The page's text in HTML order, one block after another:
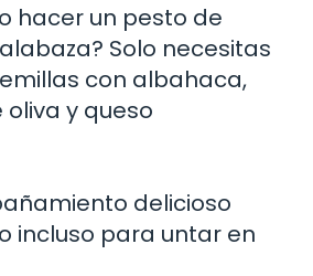
hacer un pesto de
Solo necesitas
con albahaca,
y queso
delicioso
incluso para untar en